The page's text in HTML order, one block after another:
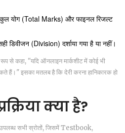
कुल योग (Total Marks) और फाइनल रिजल्ट
डिवीजन (Division) दर्शाया गया है या नहीं।
से कहा, "यदि ऑनलाइन मार्कशीट में कोई भी
हैं।" इसका मतलब है कि देरी करना हानिकारक हो
क्या है?
सभी स्रोतों, जिसमेंTestbook,